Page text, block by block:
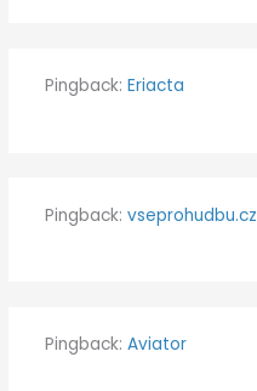
Pingback: Eriacta
Pingback: vseprohudbu.cz
Pingback: Aviator